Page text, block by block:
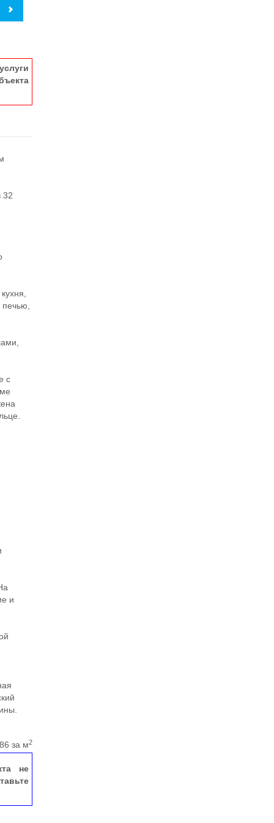
32
с
и
за м2
не